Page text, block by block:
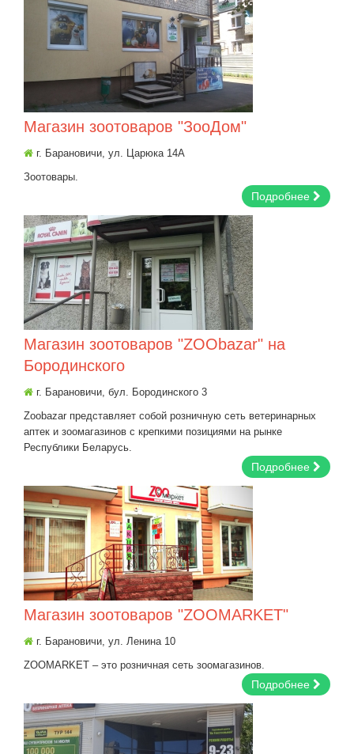
Магазин зоотоваров "ЗооДом"
г. Барановичи, ул. Царюка 14А
Зоотовары.
Подробнее
Магазин зоотоваров "ZOObazar" на
Бородинского
г. Барановичи, бул. Бородинского 3
Zoobazar представляет собой розничную сеть ветеринарных
аптек и зоомагазинов с крепкими позициями на рынке
Республики Беларусь.
Подробнее
Магазин зоотоваров "ZOOMARKET"
г. Барановичи, ул. Ленина 10
ZOOMARKET – это розничная сеть зоомагазинов.
Подробнее